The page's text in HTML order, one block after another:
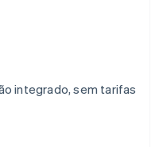
integrado, sem tarifas